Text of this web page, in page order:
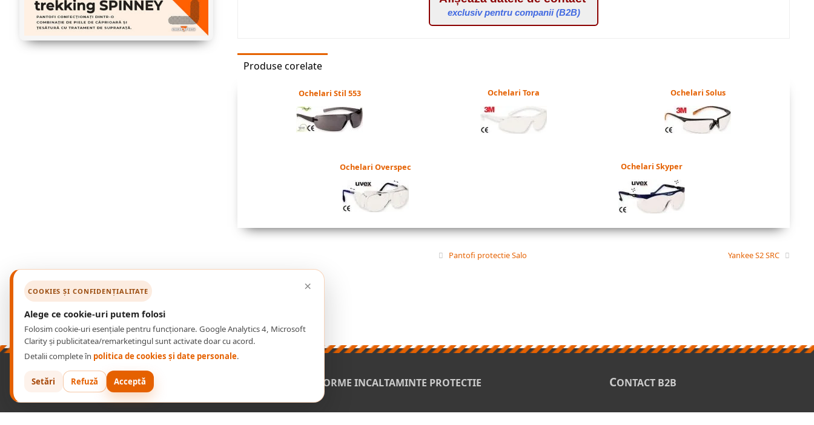
exclusiv pentru companii (B2B)
Produse corelate
Ochelari Stil 553 Ochelari Tora Ochelari Solus
Ochelari Overspec Ochelari Skyper
Pantofi protectie Salo Yankee S2 SRC
P RODUSE ORME INCALTAMINTE PROTECTIE CONTACT B2B
COOKIES ȘI CONFIDENȚIALITATE ×
Alege ce cookie-uri putem folosi
Folosim cookie-uri esențiale pentru funcționare. Google Analytics 4, Microsoft
Clarity și publicitatea/remarketingul sunt activate doar cu acord.
Detalii complete în politica de cookies și date personale.
Setări Refuză Acceptă